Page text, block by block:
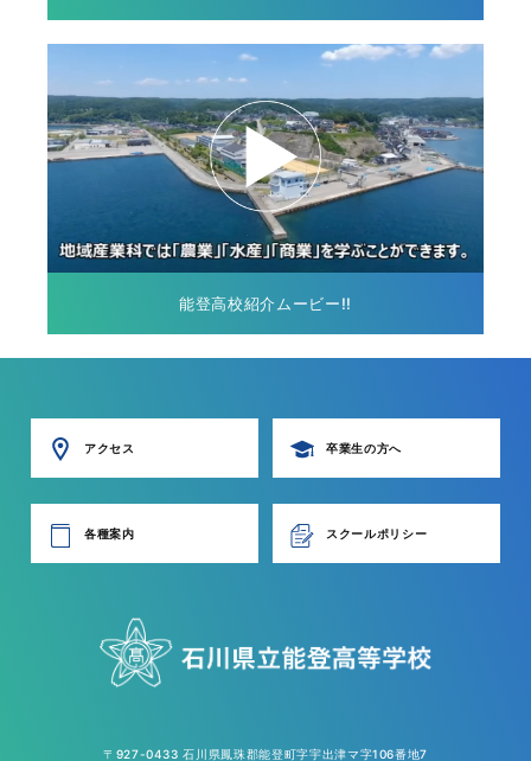
能登高校紹介ムービー!!
アクセス 卒業生の方へ
各種案内 スクールポリシー
〒927-0433 石川県鳳珠郡能登町字宇出津マ字106番地7